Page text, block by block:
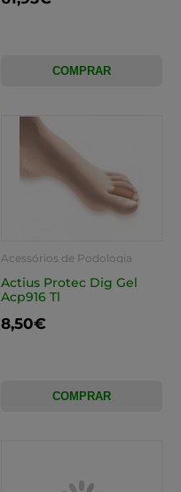
COMPRAR
Acessórios de Podologia
Actius Protec Dig Gel
Acp916 Tl
8,50€
COMPRAR